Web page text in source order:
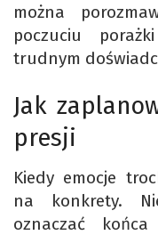
można
poczuciu
trudnym
Jak
presji
Kiedy emocje
na konkrety.
oznaczać